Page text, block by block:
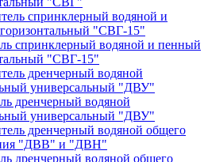
спринклерный водяной и пенный
"СВГ-15"
дренчерный водяной
универсальный "ДВУ"
дренчерный водяной общего